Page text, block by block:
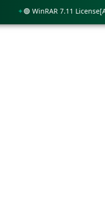
🟢 WinRAR 7.11